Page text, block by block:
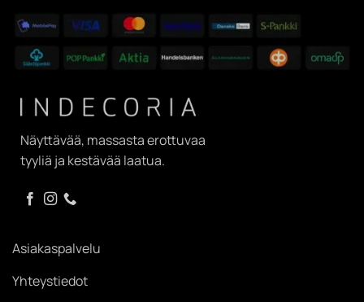
Näyttävää, massasta erottuvaa
tyyliä ja kestävää laatua.
Asiakaspalvelu
Yhteystiedot